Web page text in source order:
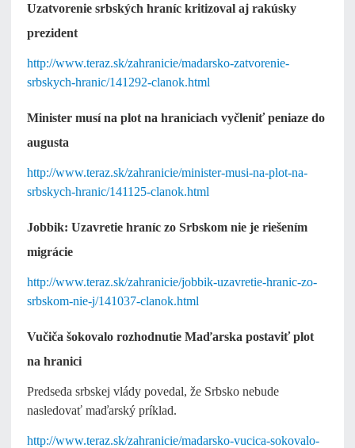
Uzatvorenie srbských hraníc kritizoval aj rakúsky
prezident
http://www.teraz.sk/zahranicie/madarsko-zatvorenie-
srbskych-hranic/141292-clanok.html
Minister musí na plot na hraniciach vyčleniť peniaze do
augusta
http://www.teraz.sk/zahranicie/minister-musi-na-plot-na-
srbskych-hranic/141125-clanok.html
Jobbik: Uzavretie hraníc zo Srbskom nie je riešením
migrácie
http://www.teraz.sk/zahranicie/jobbik-uzavretie-hranic-zo-
srbskom-nie-j/141037-clanok.html
Vučiča šokovalo rozhodnutie Maďarska postaviť plot
na hranici
Predseda srbskej vlády povedal, že Srbsko nebude
nasledovať maďarský príklad.
http://www.teraz.sk/zahranicie/madarsko-vucica-sokovalo-